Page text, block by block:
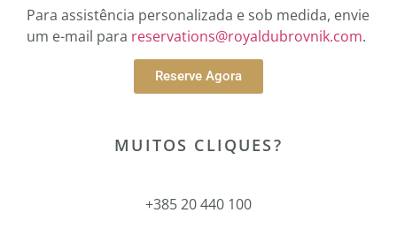
Para assistência personalizada e sob medida, envie
um e-mail para reservations@royaldubrovnik.com.
Reserve Agora
MUITOS CLIQUES?
+385 20 440 100